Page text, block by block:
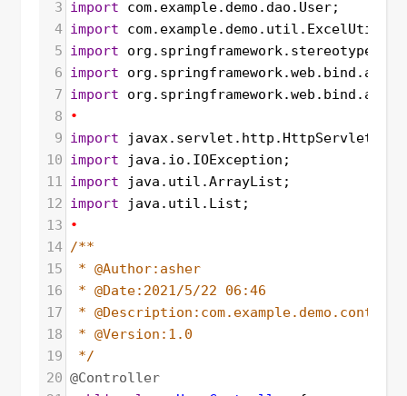
3 import com. example. demo . dao . User;
4 import com. example. demo . util . ExcelUtil
5 import org . springframework. stereotype
6 import org . springframework.web . bind .
7 import org . springframework.web . bind .
8
•
9 import javax. servlet . http .
10 import java . io . IOException ;
11 import java . util .ArrayList ;
12 import java . util . List ;
13
•
14 /**
15
* @Author:asher
16
* @Date:2021/5/22 06:46
17
*
18
* @Version:1.0
19
*/
20 @Controller